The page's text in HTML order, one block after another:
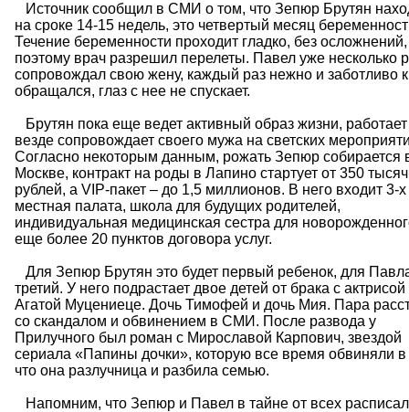
Источник сообщил в СМИ о том, что Зепюр Брутян
на сроке 14-15 недель, это четвертый месяц
Течение беременности проходит гладко, без осложнений,
поэтому врач разрешил перелеты. Павел уже несколько
сопровождал свою жену, каждый раз нежно и заботливо
обращался, глаз с нее не спускает.
Брутян пока еще ведет активный образ жизни,
везде сопровождает своего мужа на светских
Согласно некоторым данным, рожать Зепюр собирается
Москве, контракт на роды в Лапино стартует от 350 тысяч
рублей, а VIP-пакет – до 1,5 миллионов. В него входит 3-х
местная палата, школа для будущих родителей,
индивидуальная медицинская сестра для
еще более 20 пунктов договора услуг.
Для Зепюр Брутян это будет первый ребенок, для
третий. У него подрастает двое детей от брака с актрисой
Агатой Муцениеце. Дочь Тимофей и дочь Мия. Пара
со скандалом и обвинением в СМИ. После развода у
Прилучного был роман с Мирославой Карпович, звездой
сериала «Папины дочки», которую все время обвиняли в
что она разлучница и разбила семью.
Напомним, что Зепюр и Павел в тайне от всех